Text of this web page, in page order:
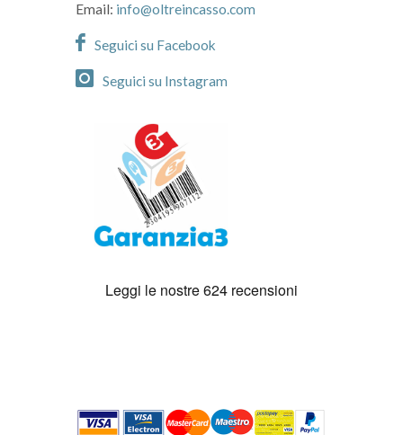
Email: info@oltreincasso.com
Seguici su Facebook
Seguici su Instagram